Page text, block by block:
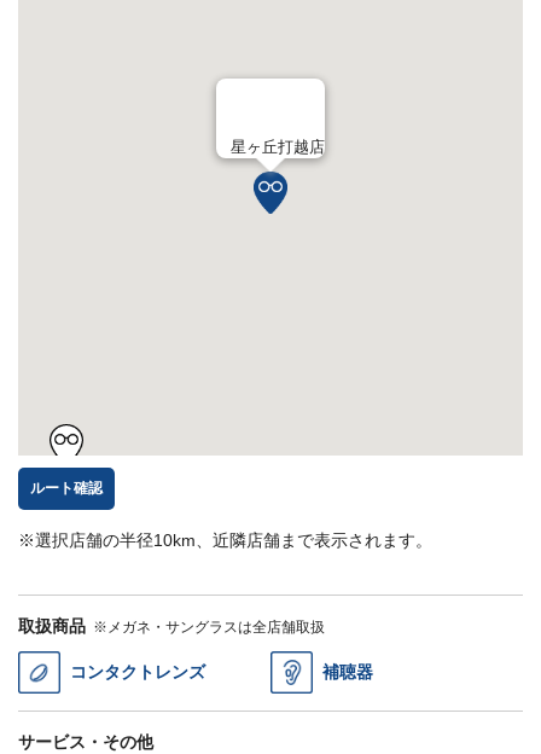
取扱商品 ※メガネ・サングラスは全店舗取扱
コンタクトレンズ 補聴器
サービス・その他
星ヶ丘打越店
ルート確認
※選択店舗の半径10km、近隣店舗まで表示されます。